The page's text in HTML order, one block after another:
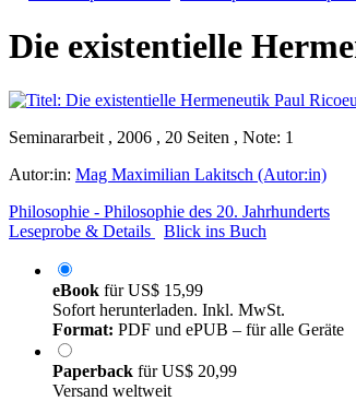
Die existentielle
Seminararbeit , 2006 , 20 Seiten , Note: 1
Autor:in: Mag Maximilian Lakitsch (Autor:in)
Philosophie - Philosophie des 20. Jahrhunderts
Leseprobe & Details
Blick ins Buch
eBook fürUS$ 15,99
Sofort herunterladen. Inkl. MwSt.
Format: PDF und ePUB – für alle Geräte
Paperback fürUS$ 20,99
Versand weltweit